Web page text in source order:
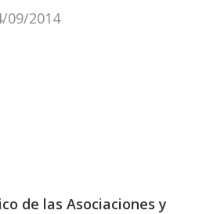
09/2014
de las Asociaciones y